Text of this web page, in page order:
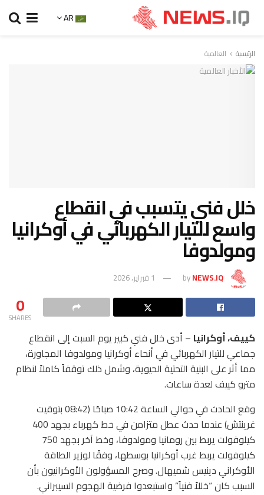
AR
الرئيسية العالمية
خلل فني يتسبب في انقطاع
واسع للتيار الكهربائي في أوكرانيا
ومولدوفا
byNEWS.IQ 1 فبراير، 2026
0
SHARES
كييف، أوكرانيا – أدى خلل فني كبير يوم السبت إلى انقطاع
جماعي للتيار الكهربائي في أنحاء أوكرانيا ومولدوفا المجاورة،
مما أثر على البنية التحتية الحيوية، وشمل ذلك توقفاً كاملاً لنظام
مترو كييف لعدة ساعات.
وقع الحادث في حوالي الساعة 10:42 صباحًا (08:42 بتوقيت
غرينتش) عندما حدث عطل متزامن في خط كهرباء بجهد 400
كيلوفولت يربط بين رومانيا ومولدوفا، وخط آخر بجهد 750
كيلوفولت يربط غرب أوكرانيا بوسطها، وفقًا لوزير الطاقة
الأوكراني دينيس شميهال. وصرح المسؤولون الأوكرانيون بأن
السبب كان “خللاً فنياً” واستبعدوا فرضية الهجوم السيبراني.